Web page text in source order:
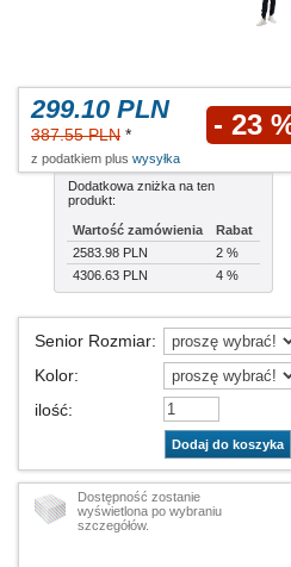
299.10 PLN
387.55 PLN * - 23
z podatkiem plus wysyłka
Dodatkowa zniżka na ten
produkt:
Wartość zamówienia
Rabat
2583.98 PLN
2 %
4306.63 PLN
4 %
Senior Rozmiar:
Kolor:
ilość:
Dodaj do koszyka
Dostępność zostanie
wyświetlona po wybraniu
szczegółów.